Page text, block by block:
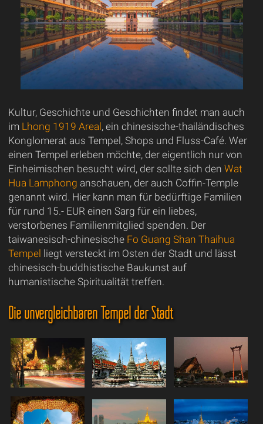
Kultur, Geschichte und Geschichten findet man auch
im Lhong 1919 Areal, ein chinesische-thailändisches
Konglomerat aus Tempel, Shops und Fluss-Café. Wer
einen Tempel erleben möchte, der eigentlich nur von
Einheimischen besucht wird, der sollte sich den Wat
Hua Lamphong anschauen, der auch Coffin-Temple
genannt wird. Hier kann man für bedürftige Familien
für rund 15.- EUR einen Sarg für ein liebes,
verstorbenes Familienmitglied spenden. Der
taiwanesisch-chinesische Fo Guang Shan Thaihua
Tempel liegt versteckt im Osten der Stadt und lässt
chinesisch-buddhistische Baukunst auf
humanistische Spiritualität treffen.
Die unvergleichbaren Tempel der Stadt